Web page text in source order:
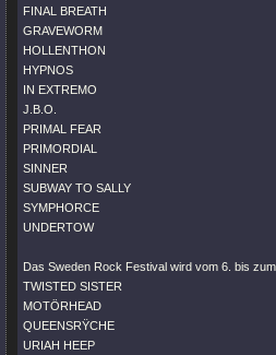
FINAL BREATH
GRAVEWORM
HOLLENTHON
HYPNOS
IN EXTREMO
J.B.O.
PRIMAL FEAR
PRIMORDIAL
SINNER
SUBWAY TO SALLY
SYMPHORCE
UNDERTOW
Das Sweden Rock Festival wird vom 6. bis
TWISTED SISTER
MOTÖRHEAD
QUEENSRŸCHE
URIAH HEEP